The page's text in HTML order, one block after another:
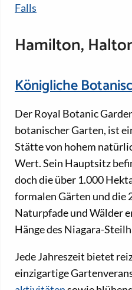
Falls
Hamilton,
Königliche
Der Royal Botanic
botanischer Garten, ist
Stätte von hohem
Wert. Sein Hauptsitz
doch die über 1.000
formalen Gärten und die
Naturpfade und Wälder
Hänge des Niagara-
Jede Jahreszeit bietet
einzigartige